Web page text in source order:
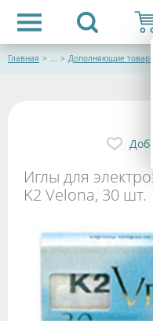
Главная > ... > Дополняющие товары
Иглы для
K2 Velona, 30 шт.